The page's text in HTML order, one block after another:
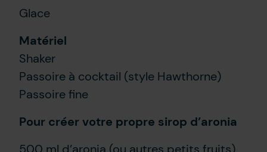
Glace
Matériel
Shaker
Passoire à cocktail (style Hawthorne)
Passoire fine
Pour créer votre propre sirop d’aronia